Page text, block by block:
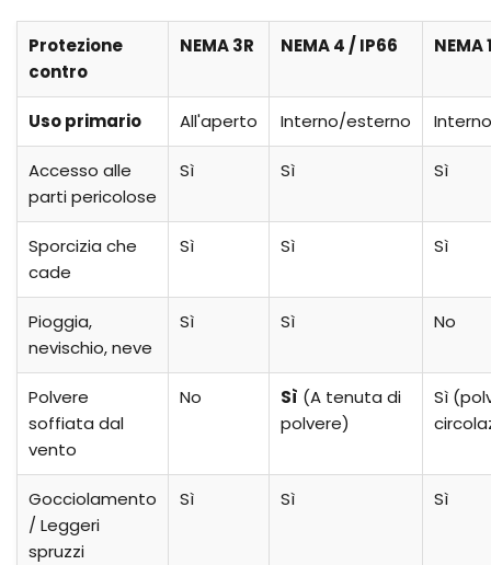
Protezione
contro
NEMA 3R NEMA 4 / IP66 NEMA
Uso primario All'aperto Interno/esterno Interno
Accesso alle
parti pericolose
Sì Sì Sì
Sporcizia che
cade
Sì Sì Sì
Pioggia,
nevischio, neve
Sì Sì No
Polvere
soffiata dal
vento
No Sì (A tenuta di
polvere)
Sì
Gocciolamento
/ Leggeri
spruzzi
Sì Sì Sì